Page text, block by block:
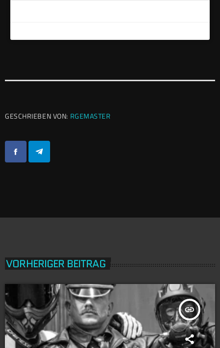
GESCHRIEBEN VON: RGEMASTER
VORHERIGER BEITRAG
insert_link